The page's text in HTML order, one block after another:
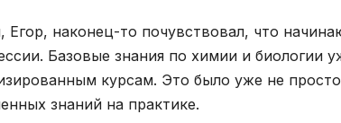
наконец-то почувствовал, что
Базовые знания по химии и биологии
курсам. Это было уже не просто
знаний на практике.